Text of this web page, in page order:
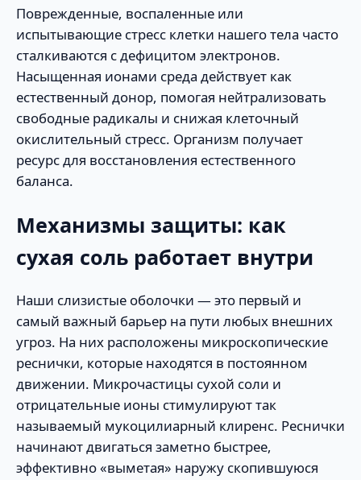
Поврежденные, воспаленные или
испытывающие стресс клетки нашего тела часто
сталкиваются с дефицитом электронов.
Насыщенная ионами среда действует как
естественный донор, помогая нейтрализовать
свободные радикалы и снижая клеточный
окислительный стресс. Организм получает
ресурс для восстановления естественного
баланса.
Механизмы защиты: как
сухая соль работает внутри
Наши слизистые оболочки — это первый и
самый важный барьер на пути любых внешних
угроз. На них расположены микроскопические
реснички, которые находятся в постоянном
движении. Микрочастицы сухой соли и
отрицательные ионы стимулируют так
называемый мукоцилиарный клиренс. Реснички
начинают двигаться заметно быстрее,
эффективно «выметая» наружу скопившуюся